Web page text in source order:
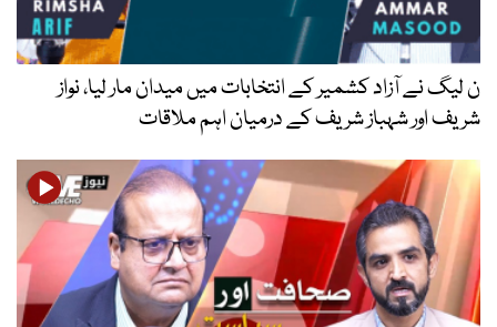
ن لیگ نے آزاد کشمیر کے انتخابات میں میدان مار لیا، نواز
شریف اور شہباز شریف کے درمیان اہم ملاقات